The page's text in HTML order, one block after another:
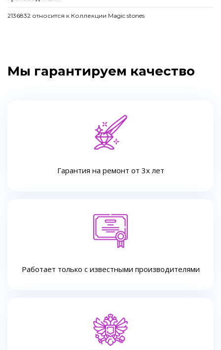
2136832 относится к Коллекции Magic stones
Мы гарантируем качество
Гарантия на ремонт от 3х лет
Работает только с известными производителями